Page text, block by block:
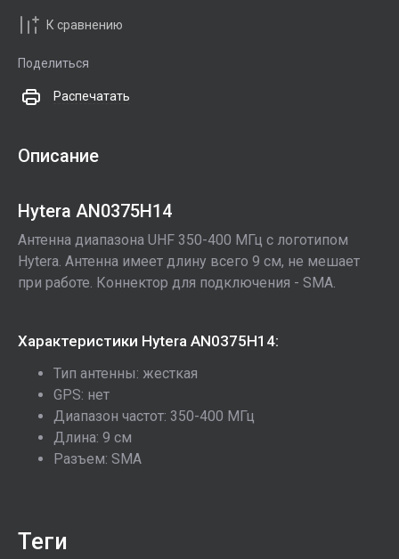
К сравнению
Поделиться
Распечатать
Описание
Hytera AN0375H14
Антенна диапазона UHF 350-400 МГц с логотипом
Hytera. Антенна имеет длину всего 9 см, не мешает
при работе. Коннектор для подключения - SMA.
Характеристики Hytera AN0375H14:
Тип антенны: жесткая
GPS: нет
Диапазон частот: 350-400 МГц
Длина: 9 см
Разъем: SMA
теги